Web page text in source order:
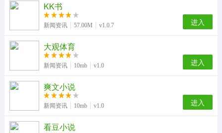
KK书
新闻资讯 57.00M v1.0.7 进入
大观体育
新闻资讯 10mb v1.0 进入
爽文小说
新闻资讯 10mb v1.0 进入
看豆小说